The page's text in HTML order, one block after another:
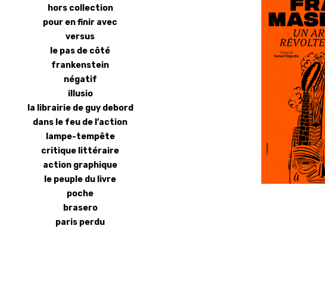
latéralhors collection
pour en finir avec
versus
le pas de côté
frankenstein
négatif
illusio
la librairie de guy debord
dans le feu de l’action
lampe-tempête
critique littéraire
action graphique
le peuple du livre
poche
brasero
paris perdu